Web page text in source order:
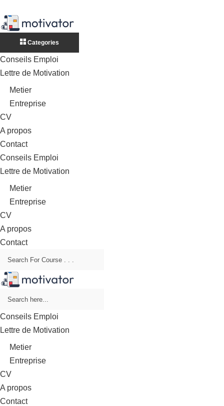
Categories
Conseils Emploi
Lettre de Motivation
Metier
Entreprise
CV
A propos
Contact
Conseils Emploi
Lettre de Motivation
Metier
Entreprise
CV
A propos
Contact
Conseils Emploi
Lettre de Motivation
Metier
Entreprise
CV
A propos
Contact